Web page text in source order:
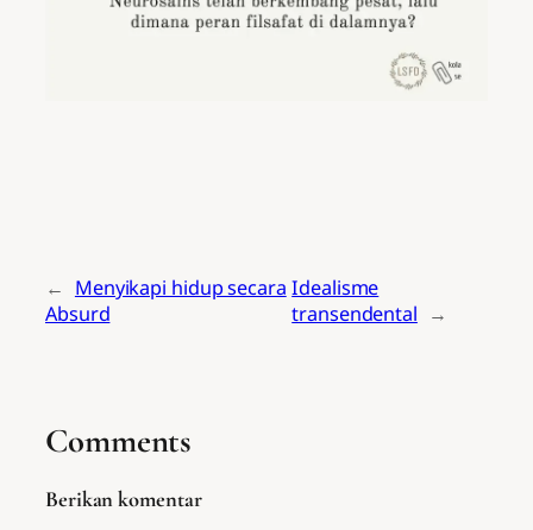
← Menyikapi hidup secara
Absurd
Idealisme
transendental →
Comments
Berikan komentar